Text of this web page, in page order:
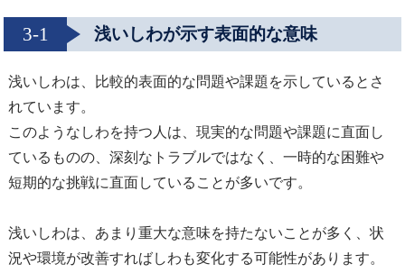
3-1 浅いしわが示す表面的な意味
浅いしわは、比較的表面的な問題や課題を示しているとさ
れています。
このようなしわを持つ人は、現実的な問題や課題に直面し
ているものの、深刻なトラブルではなく、一時的な困難や
短期的な挑戦に直面していることが多いです。
浅いしわは、あまり重大な意味を持たないことが多く、状
況や環境が改善すればしわも変化する可能性があります。